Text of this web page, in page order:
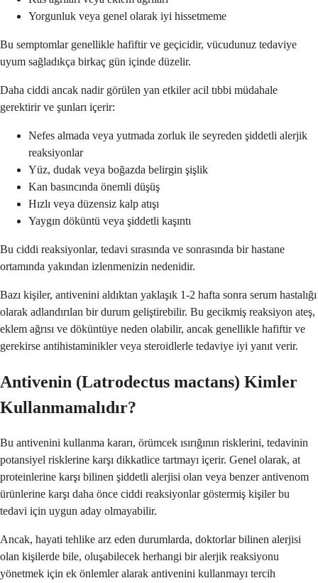
Yorgunluk veya genel olarak iyi hissetmeme
Bu semptomlar genellikle hafiftir ve geçicidir, vücudunuz tedaviye
uyum sağladıkça birkaç gün içinde düzelir.
Daha ciddi ancak nadir görülen yan etkiler acil tıbbi müdahale
gerektirir ve şunları içerir:
Nefes almada veya yutmada zorluk ile seyreden şiddetli alerjik
reaksiyonlar
Yüz, dudak veya boğazda belirgin şişlik
Kan basıncında önemli düşüş
Hızlı veya düzensiz kalp atışı
Yaygın döküntü veya şiddetli kaşıntı
Bu ciddi reaksiyonlar, tedavi sırasında ve sonrasında bir hastane
ortamında yakından izlenmenizin nedenidir.
Bazı kişiler, antivenini aldıktan yaklaşık 1-2 hafta sonra serum hastalığı
olarak adlandırılan bir durum geliştirebilir. Bu gecikmiş reaksiyon ateş,
eklem ağrısı ve döküntüye neden olabilir, ancak genellikle hafiftir ve
gerekirse antihistaminikler veya steroidlerle tedaviye iyi yanıt verir.
Antivenin (Latrodectus mactans) Kimler
Kullanmamalıdır?
Bu antivenini kullanma kararı, örümcek ısırığının risklerini, tedavinin
potansiyel risklerine karşı dikkatlice tartmayı içerir. Genel olarak, at
proteinlerine karşı bilinen şiddetli alerjisi olan veya benzer antivenom
ürünlerine karşı daha önce ciddi reaksiyonlar göstermiş kişiler bu
tedavi için uygun aday olmayabilir.
Ancak, hayati tehlike arz eden durumlarda, doktorlar bilinen alerjisi
olan kişilerde bile, oluşabilecek herhangi bir alerjik reaksiyonu
yönetmek için ek önlemler alarak antivenini kullanmayı tercih